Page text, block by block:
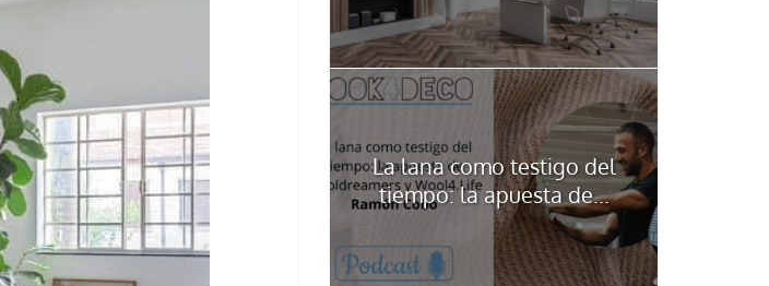
La lana como testigo del
tiempo: la apuesta de...